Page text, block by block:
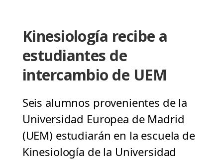
Kinesiología recibe a
estudiantes de
intercambio de UEM
Seis alumnos provenientes de la
Universidad Europea de Madrid
(UEM) estudiarán en la escuela de
Kinesiología de la Universidad